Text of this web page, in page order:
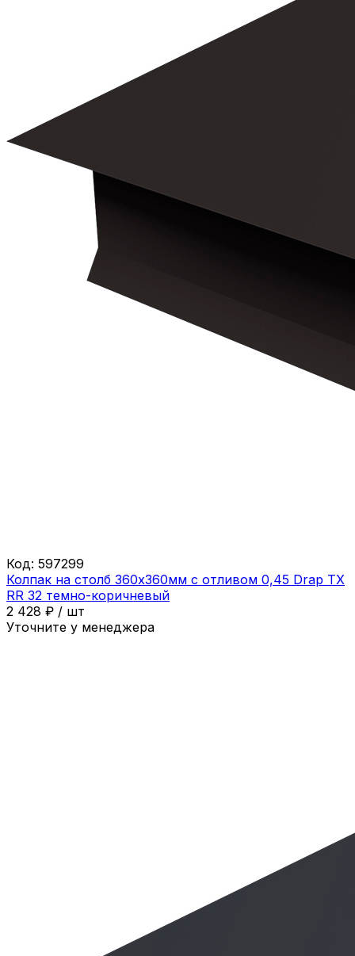
Код: 597299
Колпак на столб 360х360мм с отливом 0,45 Drap ТХ
RR 32 темно-коричневый
2 428 ₽ / шт
Уточните у менеджера